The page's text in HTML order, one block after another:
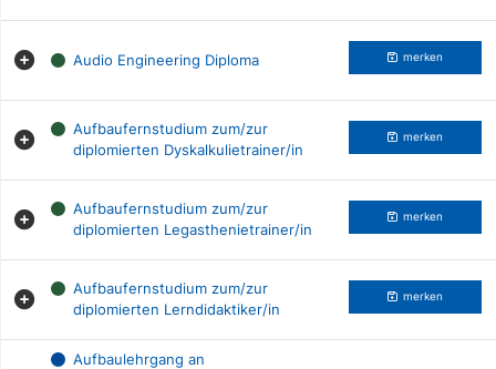
Audio Engineering Diploma merken
Aufbaufernstudium zum/zur
diplomierten Dyskalkulietrainer/in
merken
Aufbaufernstudium zum/zur
diplomierten Legasthenietrainer/in
merken
Aufbaufernstudium zum/zur
diplomierten Lerndidaktiker/in
merken
Aufbaulehrgang an